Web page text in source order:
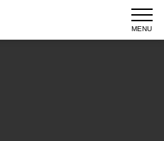
MENU